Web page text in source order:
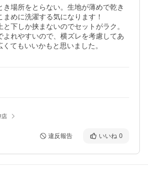
き場所をとらない。生地が薄めで乾き
めに洗濯する気になります！
下しか挟まないのでセットがラク。
よれやすいので、横ズレを考慮してあ
てもいいかもと思いました。
店
違反報告 いいね 0